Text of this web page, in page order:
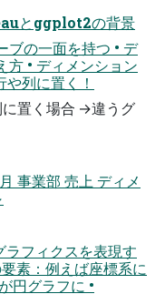
とggplot2の背景
の一面を持つ • デ
方 • ディメンション
列に置く！
に置く場合 →違うグ
事業部 売上 ディメ
フィクスを表現す
素：例えば座標系に
円グラフに •